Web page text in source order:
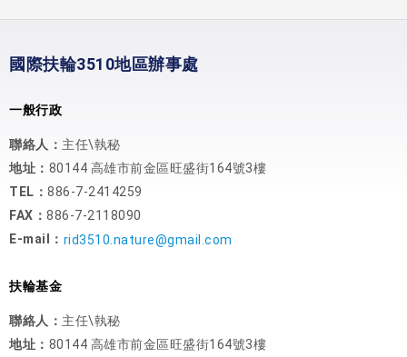
國際扶輪3510地區辦事處
一般行政
聯絡人： 主任\執秘
地址： 80144 高雄市前金區旺盛街164號3樓
TEL： 886-7-2414259
FAX： 886-7-2118090
E-mail： rid3510.nature@gmail.com
扶輪基金
聯絡人： 主任\執秘
地址： 80144 高雄市前金區旺盛街164號3樓